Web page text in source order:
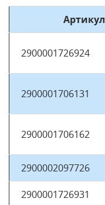
Артикул
2900001726924
2900001706131
2900001706162
2900002097726
2900001726931